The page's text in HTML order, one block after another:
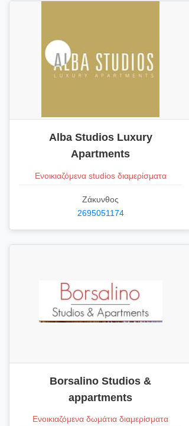
Alba Studios Luxury
Apartments
Ενοικιαζόμενα studios διαμερίσματα
Ζάκυνθος
2695051174
Borsalino Studios &
appartments
Ενοικιαζόμενα δωμάτια διαμερίσματα